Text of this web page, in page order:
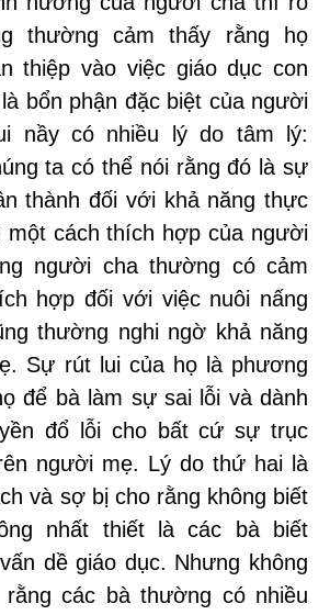
thường cảm thấy rằng họ
thiệp vào việc giáo dục con
bổn phận đặc biệt của người
nầy có nhiều lý do tâm lý:
ta có thể nói rằng đó là sự
thành đối với khả năng thực
một cách thích hợp của người
người cha thường có cảm
hợp đối với việc nuôi nấng
thường nghi ngờ khả năng
Sự rút lui của họ là phương
để bà làm sự sai lỗi và dành
đổ lỗi cho bất cứ sự trục
người mẹ. Lý do thứ hai là
và sợ bị cho rằng không biết
nhất thiết là các bà biết
dề giáo dục. Nhưng không
các bà thường có nhiều